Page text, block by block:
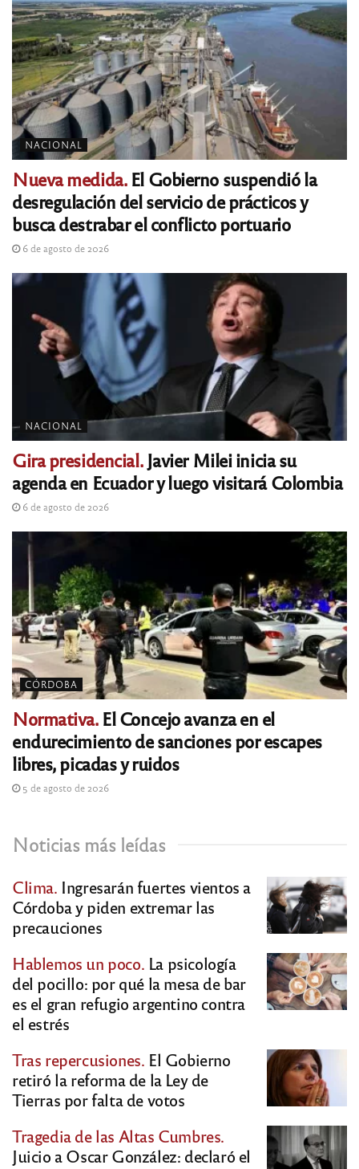
NACIONAL
Nueva medida.El Gobierno suspendió la
desregulación del servicio de prácticos y
busca destrabar el conflicto portuario
6 de agosto de 2026
NACIONAL
Gira presidencial.Javier Milei inicia su
agenda en Ecuador y luego visitará Colombia
6 de agosto de 2026
CÓRDOBA
Normativa.El Concejo avanza en el
endurecimiento de sanciones por escapes
libres, picadas y ruidos
5 de agosto de 2026
Noticias más leídas
Clima. Ingresarán fuertes vientos a
Córdoba y piden extremar las
precauciones
Hablemos un poco. La psicología
del pocillo: por qué la mesa de bar
es el gran refugio argentino contra
el estrés
Tras repercusiones. El Gobierno
retiró la reforma de la Ley de
Tierras por falta de votos
Tragedia de las Altas Cumbres.
Juicio a Oscar González: declaró el